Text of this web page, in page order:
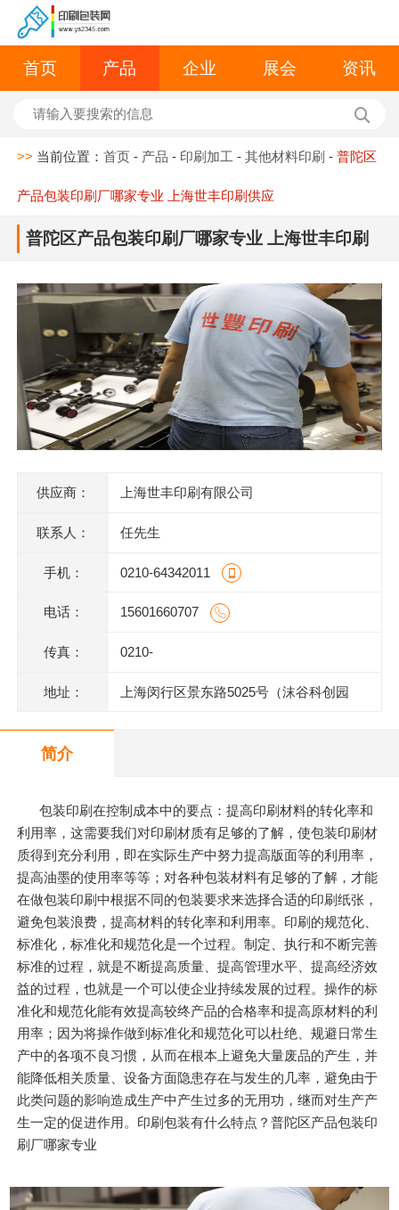
首页 产品 企业 展会 资讯
>> 当前位置：首页 - 产品 - 印刷加工 -其他材料印刷 -普陀区
产品包装印刷厂哪家专业 上海世丰印刷供应
普陀区产品包装印刷厂哪家专业 上海世丰印刷
供应商： 上海世丰印刷有限公司
联系人： 任先生
手机： 0210-64342011
电话： 15601660707
传真： 0210-
地址： 上海闵行区景东路5025号（沫谷科创园
简介
包装印刷在控制成本中的要点：提高印刷材料的转化率和
利用率，这需要我们对印刷材质有足够的了解，使包装印刷材
质得到充分利用，即在实际生产中努力提高版面等的利用率，
提高油墨的使用率等等；对各种包装材料有足够的了解，才能
在做包装印刷中根据不同的包装要求来选择合适的印刷纸张，
避免包装浪费，提高材料的转化率和利用率。印刷的规范化、
标准化，标准化和规范化是一个过程。制定、执行和不断完善
标准的过程，就是不断提高质量、提高管理水平、提高经济效
益的过程，也就是一个可以使企业持续发展的过程。操作的标
准化和规范化能有效提高较终产品的合格率和提高原材料的利
用率；因为将操作做到标准化和规范化可以杜绝、规避日常生
产中的各项不良习惯，从而在根本上避免大量废品的产生，并
能降低相关质量、设备方面隐患存在与发生的几率，避免由于
此类问题的影响造成生产中产生过多的无用功，继而对生产产
生一定的促进作用。印刷包装有什么特点？普陀区产品包装印
刷厂哪家专业